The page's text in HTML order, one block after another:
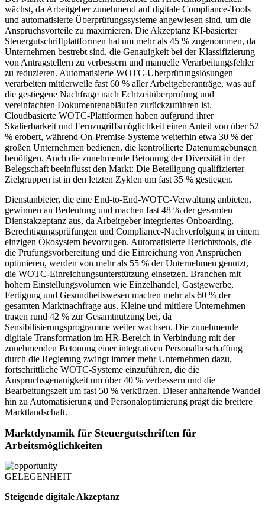
wächst, da Arbeitgeber zunehmend auf digitale Compliance-Tools
und automatisierte Überprüfungssysteme angewiesen sind, um die
Anspruchsvorteile zu maximieren. Die Akzeptanz KI-basierter
Steuergutschriftplattformen hat um mehr als 45 % zugenommen, da
Unternehmen bestrebt sind, die Genauigkeit bei der Klassifizierung
von Antragstellern zu verbessern und manuelle Verarbeitungsfehler
zu reduzieren. Automatisierte WOTC-Überprüfungslösungen
verarbeiten mittlerweile fast 60 % aller Arbeitgeberanträge, was auf
die gestiegene Nachfrage nach Echtzeitüberprüfung und
vereinfachten Dokumentenabläufen zurückzuführen ist.
Cloudbasierte WOTC-Plattformen haben aufgrund ihrer
Skalierbarkeit und Fernzugriffsmöglichkeit einen Anteil von über 52
% erobert, während On-Premise-Systeme weiterhin etwa 30 % der
großen Unternehmen bedienen, die kontrollierte Datenumgebungen
benötigen. Auch die zunehmende Betonung der Diversität in der
Belegschaft beeinflusst den Markt: Die Beteiligung qualifizierter
Zielgruppen ist in den letzten Zyklen um fast 35 % gestiegen.
Dienstanbieter, die eine End-to-End-WOTC-Verwaltung anbieten,
gewinnen an Bedeutung und machen fast 48 % der gesamten
Dienstakzeptanz aus, da Arbeitgeber integriertes Onboarding,
Berechtigungsprüfungen und Compliance-Nachverfolgung in einem
einzigen Ökosystem bevorzugen. Automatisierte Berichtstools, die
die Prüfungsvorbereitung und die Einreichung von Ansprüchen
optimieren, werden von mehr als 55 % der Unternehmen genutzt,
die WOTC-Einreichungsunterstützung einsetzen. Branchen mit
hohem Einstellungsvolumen wie Einzelhandel, Gastgewerbe,
Fertigung und Gesundheitswesen machen mehr als 60 % der
gesamten Marktnachfrage aus. Kleine und mittlere Unternehmen
tragen rund 42 % zur Gesamtnutzung bei, da
Sensibilisierungsprogramme weiter wachsen. Die zunehmende
digitale Transformation im HR-Bereich in Verbindung mit der
zunehmenden Betonung einer integrativen Personalbeschaffung
durch die Regierung zwingt immer mehr Unternehmen dazu,
fortschrittliche WOTC-Systeme einzuführen, die die
Anspruchsgenauigkeit um über 40 % verbessern und die
Bearbeitungszeit um fast 50 % verkürzen. Dieser anhaltende Wandel
hin zu Automatisierung und Personaloptimierung prägt die breitere
Marktlandschaft.
Marktdynamik für Steuergutschriften für
Arbeitsmöglichkeiten
GELEGENHEIT
Steigende digitale Akzeptanz